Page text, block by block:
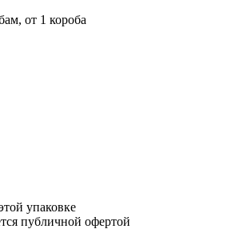
от 1 короба
упаковке
публичной офертой